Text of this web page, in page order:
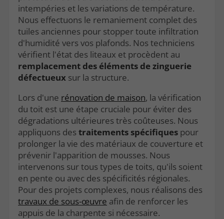
intempéries et les variations de température.
Nous effectuons le remaniement complet des
tuiles anciennes pour stopper toute infiltration
d'humidité vers vos plafonds. Nos techniciens
vérifient l'état des liteaux et procèdent au
remplacement des éléments de zinguerie
défectueux sur la structure.
Lors d'une rénovation de maison, la vérification
du toit est une étape cruciale pour éviter des
dégradations ultérieures très coûteuses. Nous
appliquons destraitements spécifiques pour
prolonger la vie des matériaux de couverture et
prévenir l'apparition de mousses. Nous
intervenons sur tous types de toits, qu'ils soient
en pente ou avec des spécificités régionales.
Pour des projets complexes, nous réalisons des
travaux de sous-œuvre afin de renforcer les
appuis de la charpente si nécessaire.